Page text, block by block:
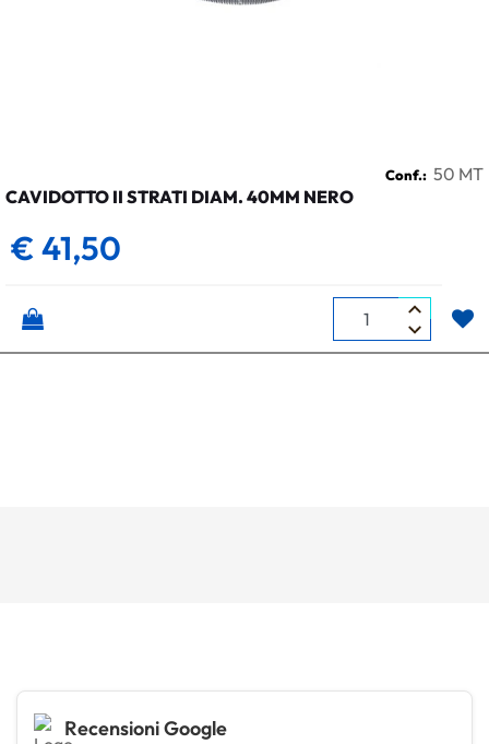
Conf.: 50 MT
CAVIDOTTO II STRATI DIAM. 40MM NERO
€ 41,50
Quantità
Recensioni Google